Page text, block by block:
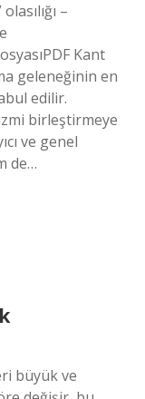
–
Kant
geleneğinin en
edilir.
birleştirmeye
ve genel
de…
büyük ve